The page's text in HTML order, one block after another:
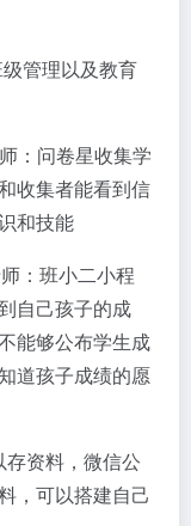
管理以及教育
：问卷星收集学
收集者能看到信
和技能
：班小二小程
自己孩子的成
能够公布学生成
道孩子成绩的愿
资料，微信公
，可以搭建自己